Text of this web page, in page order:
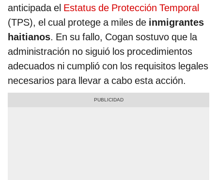
anticipada el Estatus de Protección Temporal
(TPS), el cual protege a miles de inmigrantes
haitianos. En su fallo, Cogan sostuvo que la
administración no siguió los procedimientos
adecuados ni cumplió con los requisitos legales
necesarios para llevar a cabo esta acción.